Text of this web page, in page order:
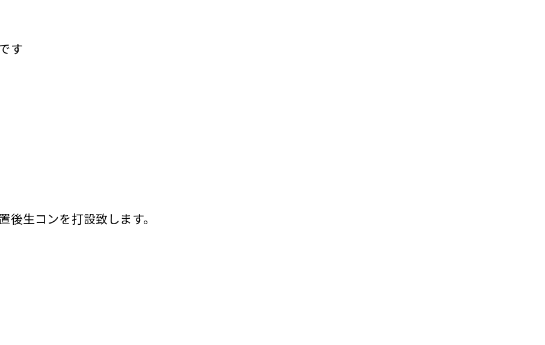
す
生コンを打設致します。